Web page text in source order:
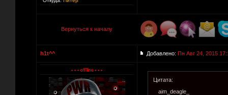
Вернуться к началу
h1t^^ Добавлено: Пн Авг 24, 2015
Цитата:
aim_deagle_